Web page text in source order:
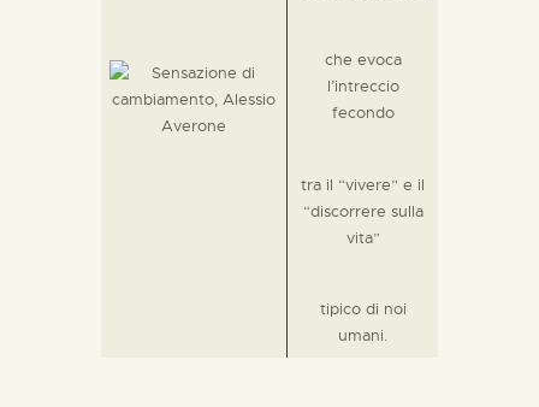
che evoca
l’intreccio
fecondo
tra il “vivere” e il
“discorrere sulla
vita”
tipico di noi
umani.